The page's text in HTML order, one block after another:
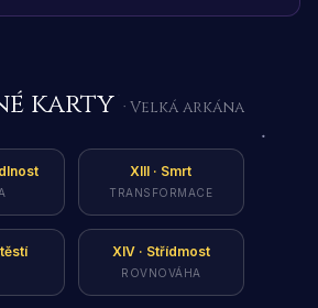
karty · Velká arkána
XIII · Smrt
TRANSFORMACE
XIV· Střídmost
ROVNOVÁHA